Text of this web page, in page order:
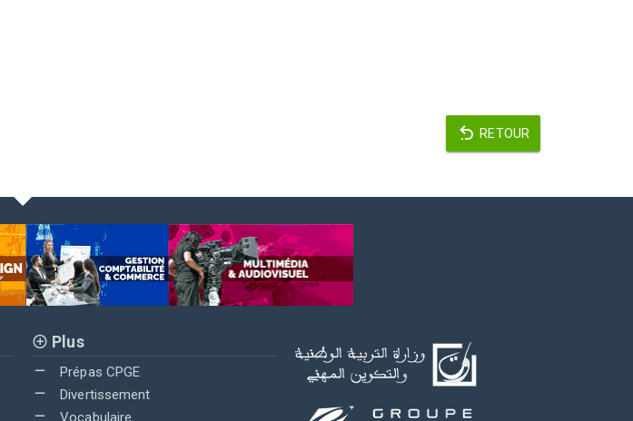
RETOUR
Plus
Prépas CPGE
Divertissement
Vocabulaire